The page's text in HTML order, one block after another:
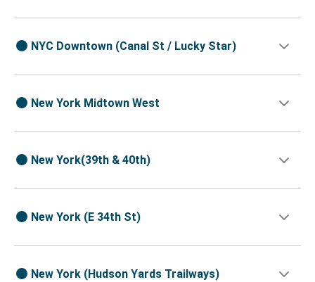
NYC Downtown (Canal St / Lucky Star)
New York Midtown West
New York(39th & 40th)
New York (E 34th St)
New York (Hudson Yards Trailways)